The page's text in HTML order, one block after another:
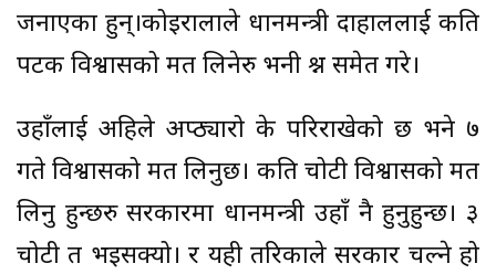
जनाएका हुन्।कोइरालाले प्रधानमन्त्री दाहाललाई कति
पटक विश्वासको मत लिनेरु भनी प्रश्न समेत गरे।
उहाँलाई अहिले अप्ठ्यारो के परिराखेको छ भने ७
गते विश्वासको मत लिनुछ। कति चोटी विश्वासको मत
लिनु हुन्छरु सरकारमा प्रधानमन्त्री उहाँ नै हुनुहुन्छ। ३
चोटी त भइसक्यो। र यही तरिकाले सरकार चल्ने हो